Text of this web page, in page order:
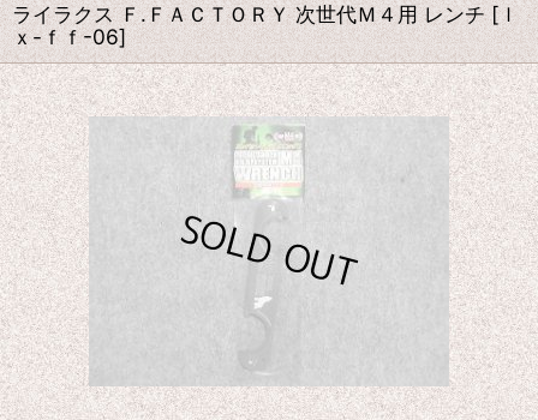
ライラクス Ｆ.ＦＡＣＴＯＲＹ 次世代Ｍ４用 レンチ [ｌ
ｘ-ｆｆ-06]